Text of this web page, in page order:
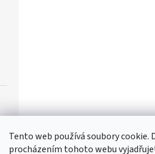
Tento web používá soubory cookie.
procházením tohoto webu